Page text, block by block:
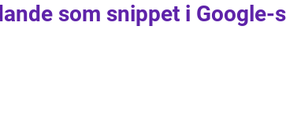
som snippet i Google-